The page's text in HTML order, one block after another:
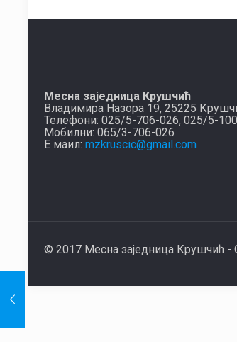
Месна заједница Крушчић
Владимира Назора 19, 25225
Телефони: 025/5-706-026, 025/5-
Мобилни: 065/3-706-026
Е маил: mzkruscic@gmail.com
© 2017 Месна заједница Крушчић -